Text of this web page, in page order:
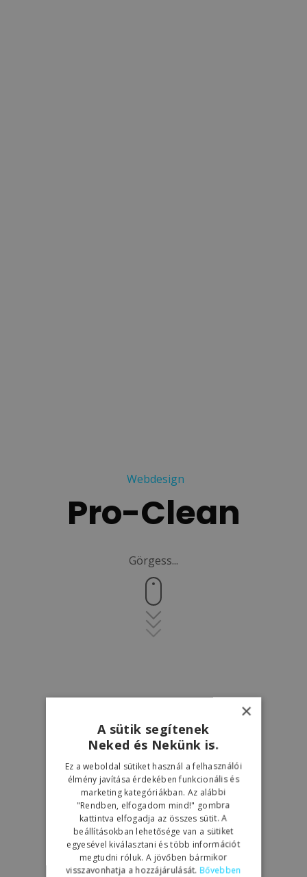
Webdesign
Pro-Clean
Görgess...
×
A sütik segítenek
Neked és Nekünk is.
Ez a weboldal sütiket használ a felhasználói
élmény javítása érdekében funkcionális és
marketing kategóriákban. Az alábbi
"Rendben, elfogadom mind!" gombra
kattintva elfogadja az összes sütit. A
beállításokban lehetősége van a sütiket
egyesével kiválasztani és több információt
megtudni róluk. A jövőben bármikor
visszavonhatja a hozzájárulását. Bővebben